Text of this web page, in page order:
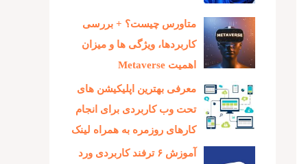
متاورس چیست؟ + بررسی
کاربردها، ویژگی ها و میزان
اهمیت Metaverse
معرفی بهترین اپلیکیشن های
تحت وب کاربردی برای انجام
کارهای روزمره به همراه لینک
آموزش ۶ ترفند کاربردی ورد